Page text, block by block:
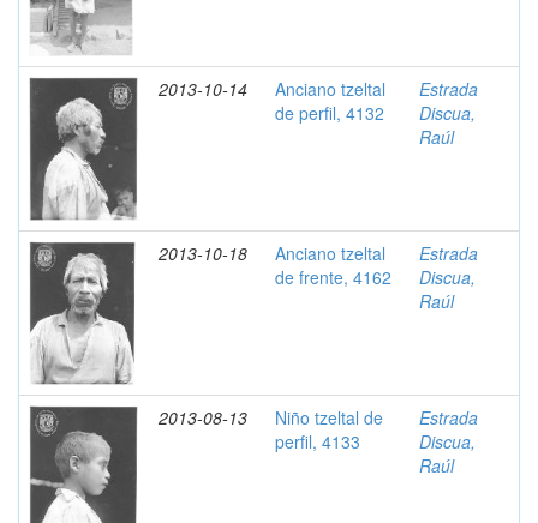
2013-10-14
Anciano tzeltal
de perfil, 4132
Estrada
Discua,
Raúl
2013-10-18
Anciano tzeltal
de frente, 4162
Estrada
Discua,
Raúl
2013-08-13
Niño tzeltal de
perfil, 4133
Estrada
Discua,
Raúl